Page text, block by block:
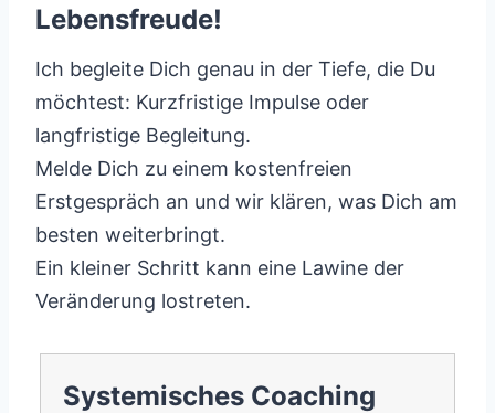
Lebensfreude!
Ich begleite Dich genau in der Tiefe, die Du
möchtest: Kurzfristige Impulse oder
langfristige Begleitung.
Melde Dich zu einem kostenfreien
Erstgespräch an und wir klären, was Dich am
besten weiterbringt.
Ein kleiner Schritt kann eine Lawine der
Veränderung lostreten.
Systemisches Coaching